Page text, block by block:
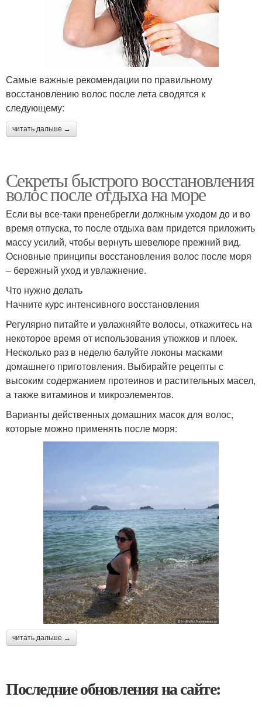
Самые важные рекомендации по правильному
восстановлению волос после лета сводятся к
следующему:
читать дальше →
Секреты быстрого восстановления
волос после отдыха на море
Если вы все-таки пренебрегли должным уходом до и во
время отпуска, то после отдыха вам придется приложить
массу усилий, чтобы вернуть шевелюре прежний вид.
Основные принципы восстановления волос после моря
– бережный уход и увлажнение.
Что нужно делать
Начните курс интенсивного восстановления
Регулярно питайте и увлажняйте волосы, откажитесь на
некоторое время от использования утюжков и плоек.
Несколько раз в неделю балуйте локоны масками
домашнего приготовления. Выбирайте рецепты с
высоким содержанием протеинов и растительных масел,
а также витаминов и микроэлементов.
Варианты действенных домашних масок для волос,
которые можно применять после моря:
читать дальше →
Последние обновления на сайте: